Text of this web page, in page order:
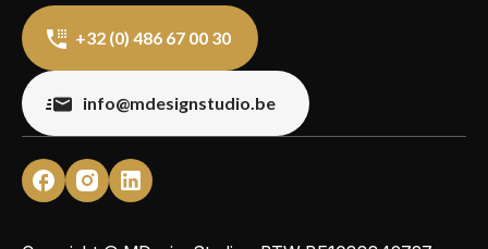
+32 (0) 486 67 00 30
info@mdesignstudio.be